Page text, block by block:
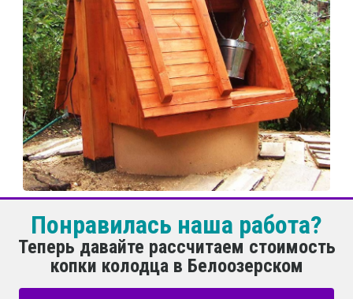
Понравилась наша работа?
Теперь давайте рассчитаем стоимость
копки колодца в Белоозерском